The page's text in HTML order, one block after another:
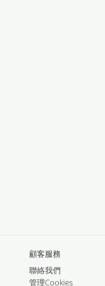
顧客服務
聯絡我們
管理Cookies